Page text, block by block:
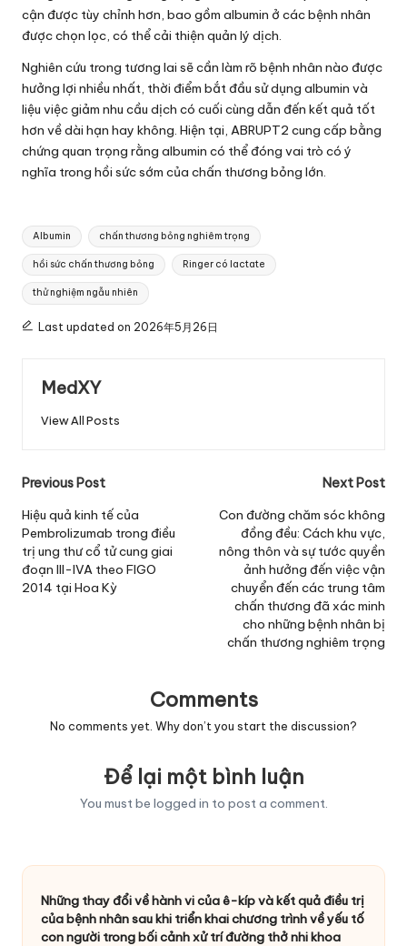
cận được tùy chỉnh hơn, bao gồm albumin ở các bệnh nhân
được chọn lọc, có thể cải thiện quản lý dịch.
Nghiên cứu trong tương lai sẽ cần làm rõ bệnh nhân nào được
hưởng lợi nhiều nhất, thời điểm bắt đầu sử dụng albumin và
liệu việc giảm nhu cầu dịch có cuối cùng dẫn đến kết quả tốt
hơn về dài hạn hay không. Hiện tại, ABRUPT2 cung cấp bằng
chứng quan trọng rằng albumin có thể đóng vai trò có ý
nghĩa trong hồi sức sớm của chấn thương bỏng lớn.
Tags:
Albumin chấn thương bỏng nghiêm trọng
hồi sức chấn thương bỏng Ringer có lactate
thử nghiệm ngẫu nhiên
Last updated on 2026年5月26日
MedXY
View All Posts
Post
navigation
Previous Post
Hiệu quả kinh tế của
Pembrolizumab trong điều
trị ung thư cổ tử cung giai
đoạn III-IVA theo FIGO
2014 tại Hoa Kỳ
Next Post
Con đường chăm sóc không
đồng đều: Cách khu vực,
nông thôn và sự tước quyền
ảnh hưởng đến việc vận
chuyển đến các trung tâm
chấn thương đã xác minh
cho những bệnh nhân bị
chấn thương nghiêm trọng
Comments
No comments yet. Why don’t you start the discussion?
Để lại một bình luận
You must be logged in to post a comment.
Những thay đổi về hành vi của ê-kíp và kết quả điều trị
của bệnh nhân sau khi triển khai chương trình về yếu tố
con người trong bối cảnh xử trí đường thở nhi khoa